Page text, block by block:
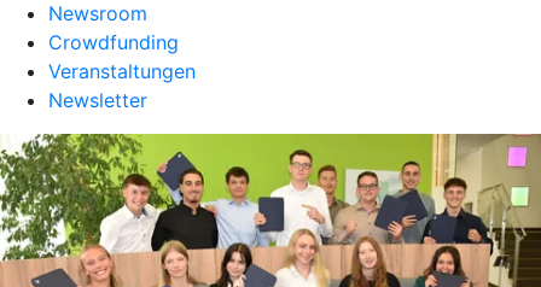
Newsroom
Crowdfunding
Veranstaltungen
Newsletter